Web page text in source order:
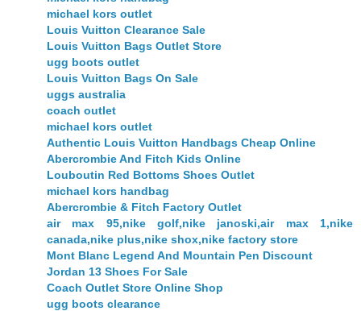
michael kors outlet
Louis Vuitton Clearance Sale
Louis Vuitton Bags Outlet Store
ugg boots outlet
Louis Vuitton Bags On Sale
uggs australia
coach outlet
michael kors outlet
Authentic Louis Vuitton Handbags Cheap Online
Abercrombie And Fitch Kids Online
Louboutin Red Bottoms Shoes Outlet
michael kors handbag
Abercrombie & Fitch Factory Outlet
air max 95,nike golf,nike janoski,air max 1,nike
canada,nike plus,nike shox,nike factory store
Mont Blanc Legend And Mountain Pen Discount
Jordan 13 Shoes For Sale
Coach Outlet Store Online Shop
ugg boots clearance